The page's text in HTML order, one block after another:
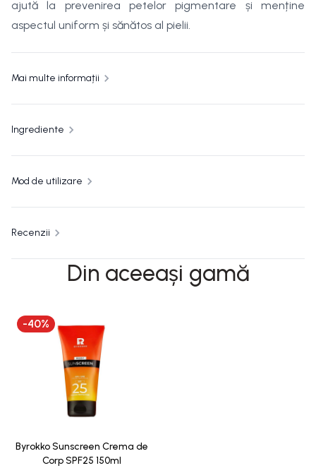
ajută la prevenirea petelor pigmentare și menține
aspectul uniform și sănătos al pielii.
Mai multe informații
Ingrediente
Mod de utilizare
Recenzii
Din aceeași gamă
-40%
Byrokko Sunscreen Crema de
Corp SPF25 150ml